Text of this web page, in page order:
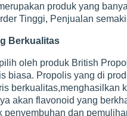
produk yang
Tinggi, Penjualan
Berkualitas
oleh produk British
biasa. Propolis yang di
berkualitas,menghasilkan
akan flavonoid yang
penyembuhan dan